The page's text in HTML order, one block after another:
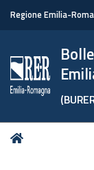
Regione Emilia-
Tu